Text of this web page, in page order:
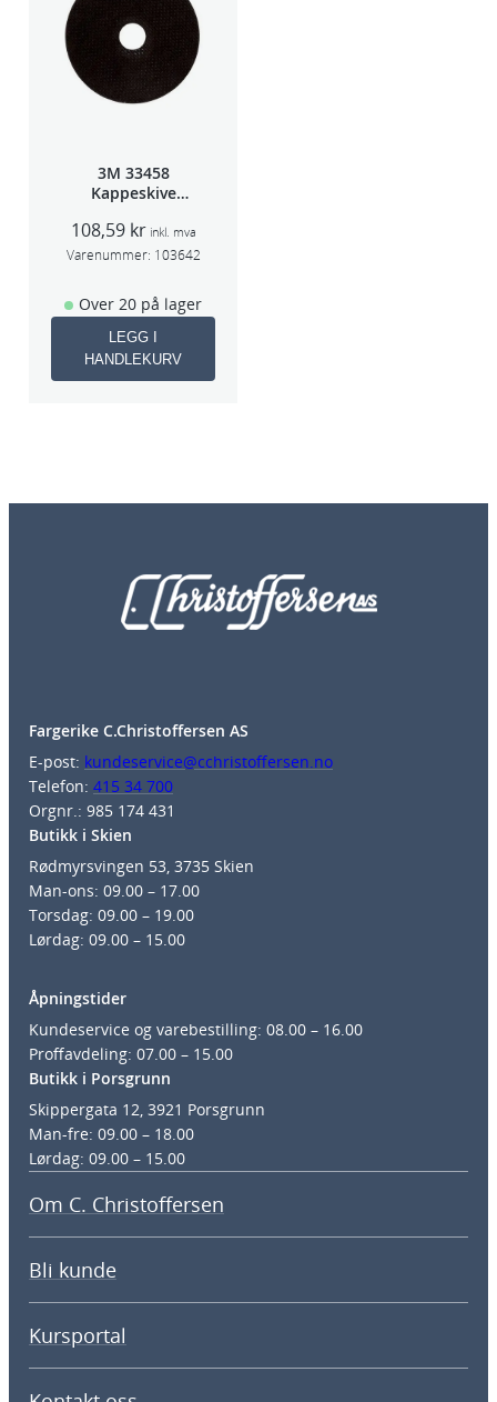
3M 33458
Kappeskive
5stk/pk pris/stk
108,59 kr inkl. mva
Varenummer: 103642
Over 20 på lager
LEGG I
HANDLEKURV
Fargerike C.Christoffersen AS
E-post: kundeservice@cchristoffersen.no
Telefon: 415 34 700
Orgnr.: 985 174 431
Butikk i Skien
Rødmyrsvingen 53, 3735 Skien
Man-ons: 09.00 – 17.00
Torsdag: 09.00 – 19.00
Lørdag: 09.00 – 15.00
Åpningstider
Kundeservice og varebestilling: 08.00 – 16.00
Proffavdeling: 07.00 – 15.00
Butikk i Porsgrunn
Skippergata 12, 3921 Porsgrunn
Man-fre: 09.00 – 18.00
Lørdag: 09.00 – 15.00
Om C. Christoffersen
Bli kunde
Kursportal